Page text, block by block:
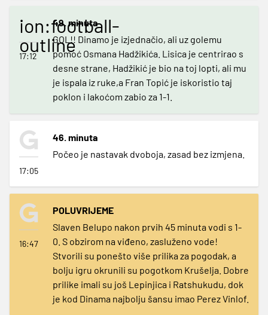
ion:football-
outline
17:12
49. minuta
GOL!! Dinamo je izjednačio, ali uz golemu
pomoć Osmana Hadžikića. Lisica je centrirao s
desne strane, Hadžikić je bio na toj lopti, ali mu
je ispala iz ruke,a Fran Topić je iskoristio taj
poklon i lakoćom zabio za 1-1.
17:05
46. minuta
Počeo je nastavak dvoboja, zasad bez izmjena.
16:47
POLUVRIJEME
Slaven Belupo nakon prvih 45 minuta vodi s 1-
0. S obzirom na viđeno, zasluženo vode!
Stvorili su ponešto više prilika za pogodak, a
bolju igru okrunili su pogotkom Krušelja. Dobre
prilike imali su još Lepinjica i Ratshukudu, dok
je kod Dinama najbolju šansu imao Perez Vinlof.